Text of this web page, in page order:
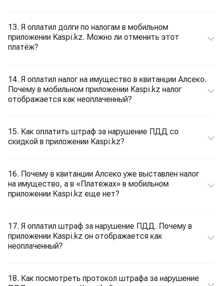
13. Я оплатил долги по налогам в мобильном
приложении Kaspi.kz. Можно ли отменить этот
платёж?
14. Я оплатил налог на имущество в квитанции Алсеко.
Почему в мобильном приложении Kaspi.kz налог
отображается как неоплаченный?
15. Как оплатить штраф за нарушение ПДД со
скидкой в приложении Kaspi.kz?
16. Почему в квитанции Алсеко уже выставлен налог
на имущество, а в «Платежах» в мобильном
приложении Kaspi.kz еще нет?
17. Я оплатил штраф за нарушение ПДД. Почему в
приложении Kaspi.kz он отображается как
неоплаченный?
18. Как посмотреть протокол штрафа за нарушение